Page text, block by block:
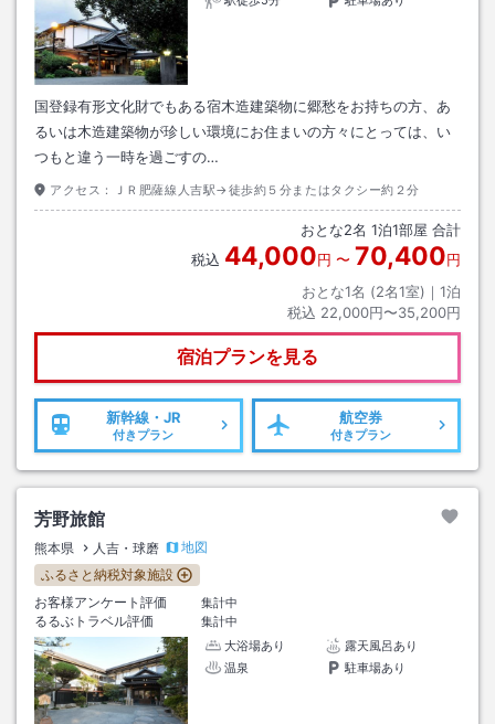
国登録有形文化財でもある宿木造建築物に郷愁をお持ちの方、あ
るいは木造建築物が珍しい環境にお住まいの方々にとっては、い
つもと違う一時を過ごすの…
アクセス： ＪＲ肥薩線人吉駅→徒歩約５分またはタクシー約２分
おとな2名 1泊1部屋 合計
税込 44,000円 〜 70,400円
おとな1名 (2名1室)｜ 1泊
税込 22,000円〜35,200円
宿泊プランを見る
新幹線・JR
付きプラン
航空券
付きプラン
芳野旅館
熊本県 人吉・球磨
地図
ふるさと納税対象施設
お客様アンケート評価
集計中
るるぶトラベル評価
集計中
大浴場あり
露天風呂あり
温泉
駐車場あり